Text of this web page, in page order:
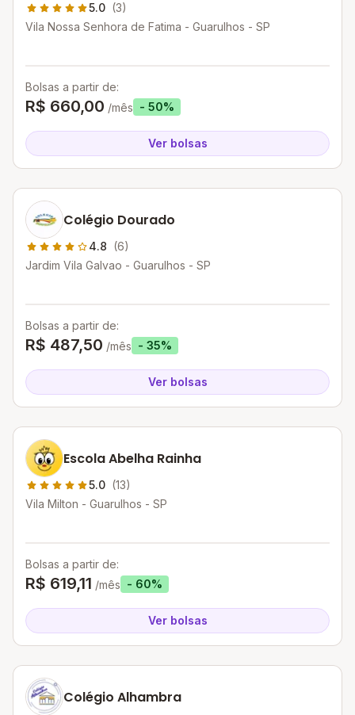
5.0 (3)
Vila Nossa Senhora de Fatima - Guarulhos - SP
Bolsas a partir de:
R$ 660,00 /mês - 50%
Ver bolsas
Colégio Dourado
4.8 (6)
Jardim Vila Galvao - Guarulhos - SP
Bolsas a partir de:
R$ 487,50 /mês - 35%
Ver bolsas
Escola Abelha Rainha
5.0 (13)
Vila Milton - Guarulhos - SP
Bolsas a partir de:
R$ 619,11 /mês - 60%
Ver bolsas
Colégio Alhambra